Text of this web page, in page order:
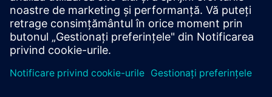
de...
Aflați mai multe